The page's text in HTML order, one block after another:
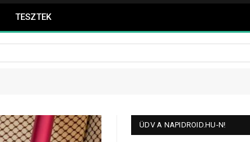
TESZTEK
ÜDV A NAPIDROID.HU-N!